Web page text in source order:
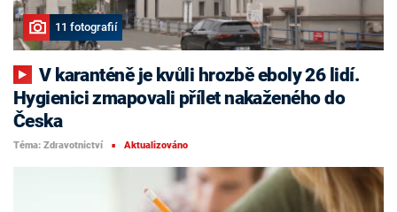
11 fotografií
V karanténě je kvůli hrozbě eboly 26 lidí.
Hygienici zmapovali přílet nakaženého do
Česka
Téma: Zdravotnictví ■ Aktualizováno